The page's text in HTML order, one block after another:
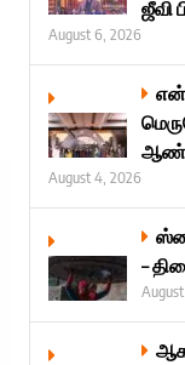
ஜீவி
August 6, 2026
August 4, 2026
–